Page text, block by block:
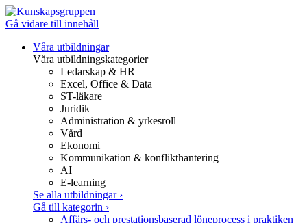
Gå vidare till innehåll
Våra utbildningar
Våra utbildningskategorier
Ledarskap & HR
Excel, Office & Data
ST-läkare
Juridik
Administration & yrkesroll
Vård
Ekonomi
Kommunikation & konflikthantering
AI
E-learning
Se alla utbildningar ›
Gå till kategorin ›
Affärs- och prestationsbaserad löneprocess i praktiken